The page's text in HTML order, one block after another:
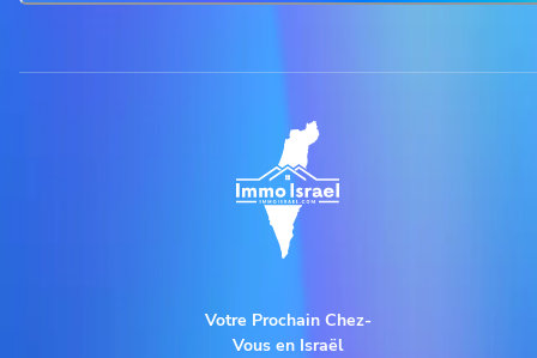
Votre Prochain Chez-
Vous en Israël